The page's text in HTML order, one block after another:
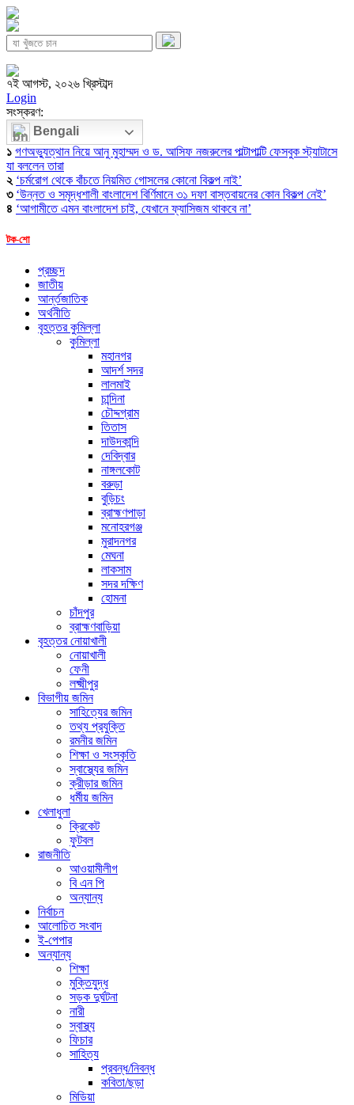
৭ই আগস্ট, ২০২৬ খ্রিস্টাব্দ
Login
সংস্করণ:
Bengali
১ গণঅভ্যুত্থান নিয়ে আনু মুহাম্মদ ও ড. আসিফ নজরুলের পাল্টাপাল্টি ফেসবুক স্ট্যাটাসে
যা বললেন তারা
২ ‘চর্মরোগ থেকে বাঁচতে নিয়মিত গোসলের কোনো বিকল্প নাই’
৩ ‘উন্নত ও সমৃদ্ধশালী বাংলাদেশ বির্ণিমানে ৩১ দফা বাস্তবায়নের কোন বিকল্প নেই’
৪ ‘আগামীতে এমন বাংলাদেশ চাই, যেখানে ফ্যাসিজম থাকবে না’
টক-শো
প্রচ্ছদ
জাতীয়
আর্ন্তজাতিক
অর্থনীতি
বৃহত্তর কুমিল্লা
কুমিল্লা
মহানগর
আদর্শ সদর
লালমাই
চান্দিনা
চৌদ্দগ্রাম
তিতাস
দাউদকান্দি
দেবিদ্বার
নাঙ্গলকোট
বরুড়া
বুড়িচং
ব্রাহ্মণপাড়া
মনোহরগঞ্জ
মুরাদনগর
মেঘনা
লাকসাম
সদর দক্ষিণ
হোমনা
চাঁদপুর
ব্রাহ্মণবাড়িয়া
বৃহত্তর নোয়াখালী
নোয়াখালী
ফেনী
লক্ষ্মীপুর
বিভাগীয় জমিন
সাহিত্যের জমিন
তথ্য প্রযুক্তি
রমনীর জমিন
শিক্ষা ও সংস্কৃতি
স্বাস্থ্যের জমিন
ক্রীড়ার জমিন
ধর্মীয় জমিন
খেলাধুলা
ক্রিকেট
ফুটবল
রাজনীতি
আওয়ামীলীগ
বি এন পি
অন্যান্য
নির্বাচন
আলোচিত সংবাদ
ই-পেপার
অন্যান্য
শিক্ষা
মুক্তিযুদ্ধ
সড়ক দুর্ঘটনা
নারী
স্বাস্থ্য
ফিচার
সাহিত্য
প্রবন্ধ/নিবন্ধ
কবিতা/ছড়া
মিডিয়া